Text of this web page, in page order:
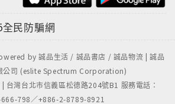
全民防騙網
by 誠品生活 / 誠品書店 / 誠品物流 | 誠品
公司 (eslite Spectrum Corporation)
台灣台北市信義區松德路204號B1 服務電話：
798／+886-2-8789-8921